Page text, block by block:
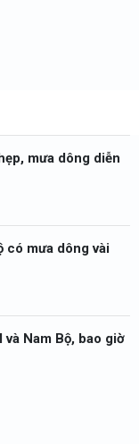
mưa dông diễn
có mưa dông vài
Nam Bộ, bao giờ